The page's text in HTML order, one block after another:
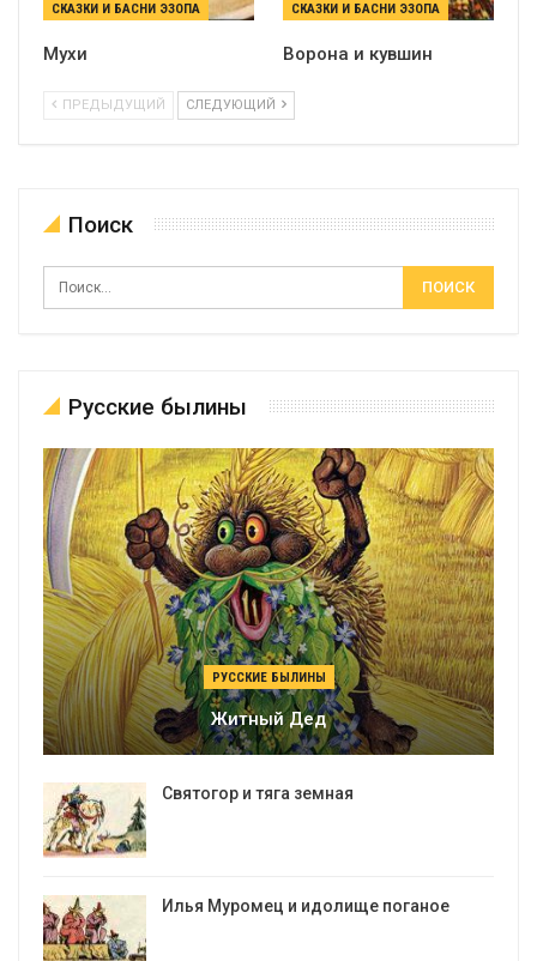
СКАЗКИ И БАСНИ ЭЗОПА
Мухи
СКАЗКИ И БАСНИ ЭЗОПА
Ворона и кувшин
ПРЕДЫДУЩИЙ СЛЕДУЮЩИЙ
Поиск
Русские былины
РУССКИЕ БЫЛИНЫ
Житный Дед
Святогор и тяга земная
Илья Муромец и идолище поганое